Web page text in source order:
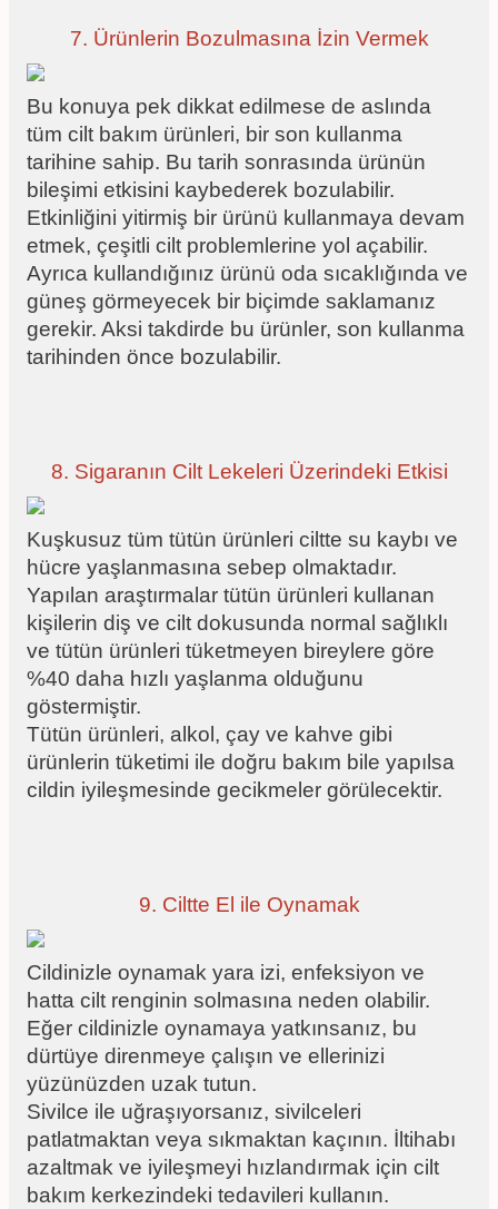
7. Ürünlerin Bozulmasına İzin Vermek
Bu konuya pek dikkat edilmese de aslında
tüm cilt bakım ürünleri, bir son kullanma
tarihine sahip. Bu tarih sonrasında ürünün
bileşimi etkisini kaybederek bozulabilir.
Etkinliğini yitirmiş bir ürünü kullanmaya devam
etmek, çeşitli cilt problemlerine yol açabilir.
Ayrıca kullandığınız ürünü oda sıcaklığında ve
güneş görmeyecek bir biçimde saklamanız
gerekir. Aksi takdirde bu ürünler, son kullanma
tarihinden önce bozulabilir.
8. Sigaranın Cilt Lekeleri Üzerindeki Etkisi
Kuşkusuz tüm tütün ürünleri ciltte su kaybı ve
hücre yaşlanmasına sebep olmaktadır.
Yapılan araştırmalar tütün ürünleri kullanan
kişilerin diş ve cilt dokusunda normal sağlıklı
ve tütün ürünleri tüketmeyen bireylere göre
%40 daha hızlı yaşlanma olduğunu
göstermiştir.
Tütün ürünleri, alkol, çay ve kahve gibi
ürünlerin tüketimi ile doğru bakım bile yapılsa
cildin iyileşmesinde gecikmeler görülecektir.
9. Ciltte El ile Oynamak
Cildinizle oynamak yara izi, enfeksiyon ve
hatta cilt renginin solmasına neden olabilir.
Eğer cildinizle oynamaya yatkınsanız, bu
dürtüye direnmeye çalışın ve ellerinizi
yüzünüzden uzak tutun.
Sivilce ile uğraşıyorsanız, sivilceleri
patlatmaktan veya sıkmaktan kaçının. İltihabı
azaltmak ve iyileşmeyi hızlandırmak için cilt
bakım kerkezindeki tedavileri kullanın.